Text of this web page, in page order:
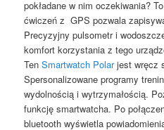
pokładane w nim oczekiwania?
ćwiczeń z GPS pozwala
Precyzyjny pulsometr i
komfort korzystania z tego
TenSmartwatch Polarjest wręcz
Spersonalizowane programy
wydolnością i wytrzymałością.
funkcję smartwatcha. Po
bluetooth wyświetla